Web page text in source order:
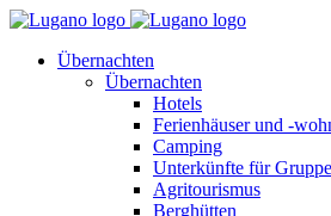
Übernachten
Übernachten
Hotels
Ferienhäuser und -
Camping
Unterkünfte für
Agritourismus
Berghütten